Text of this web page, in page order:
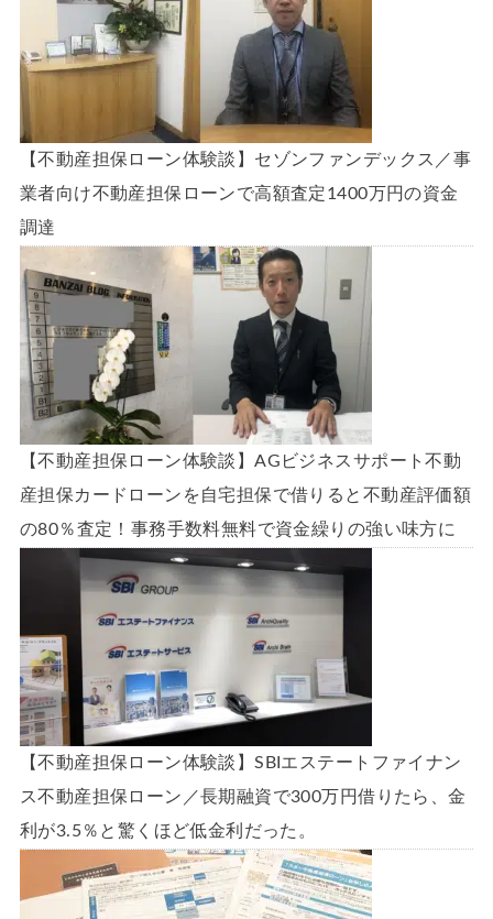
【不動産担保ローン体験談】セゾンファンデックス／事
業者向け不動産担保ローンで高額査定1400万円の資金
調達
【不動産担保ローン体験談】AGビジネスサポート不動
産担保カードローンを自宅担保で借りると不動産評価額
の80％査定！事務手数料無料で資金繰りの強い味方に
【不動産担保ローン体験談】SBIエステートファイナン
ス不動産担保ローン／長期融資で300万円借りたら、金
利が3.5％と驚くほど低金利だった。